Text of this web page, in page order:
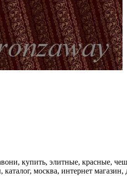
купить, элитные, красные,
москва, интернет магазин,